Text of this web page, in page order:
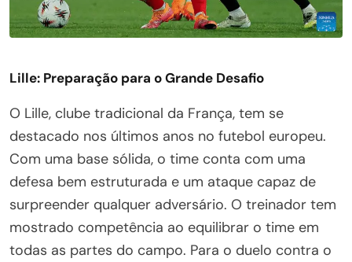
Lille: Preparação para o Grande Desafio
O Lille, clube tradicional da França, tem se
destacado nos últimos anos no futebol europeu.
Com uma base sólida, o time conta com uma
defesa bem estruturada e um ataque capaz de
surpreender qualquer adversário. O treinador tem
mostrado competência ao equilibrar o time em
todas as partes do campo. Para o duelo contra o